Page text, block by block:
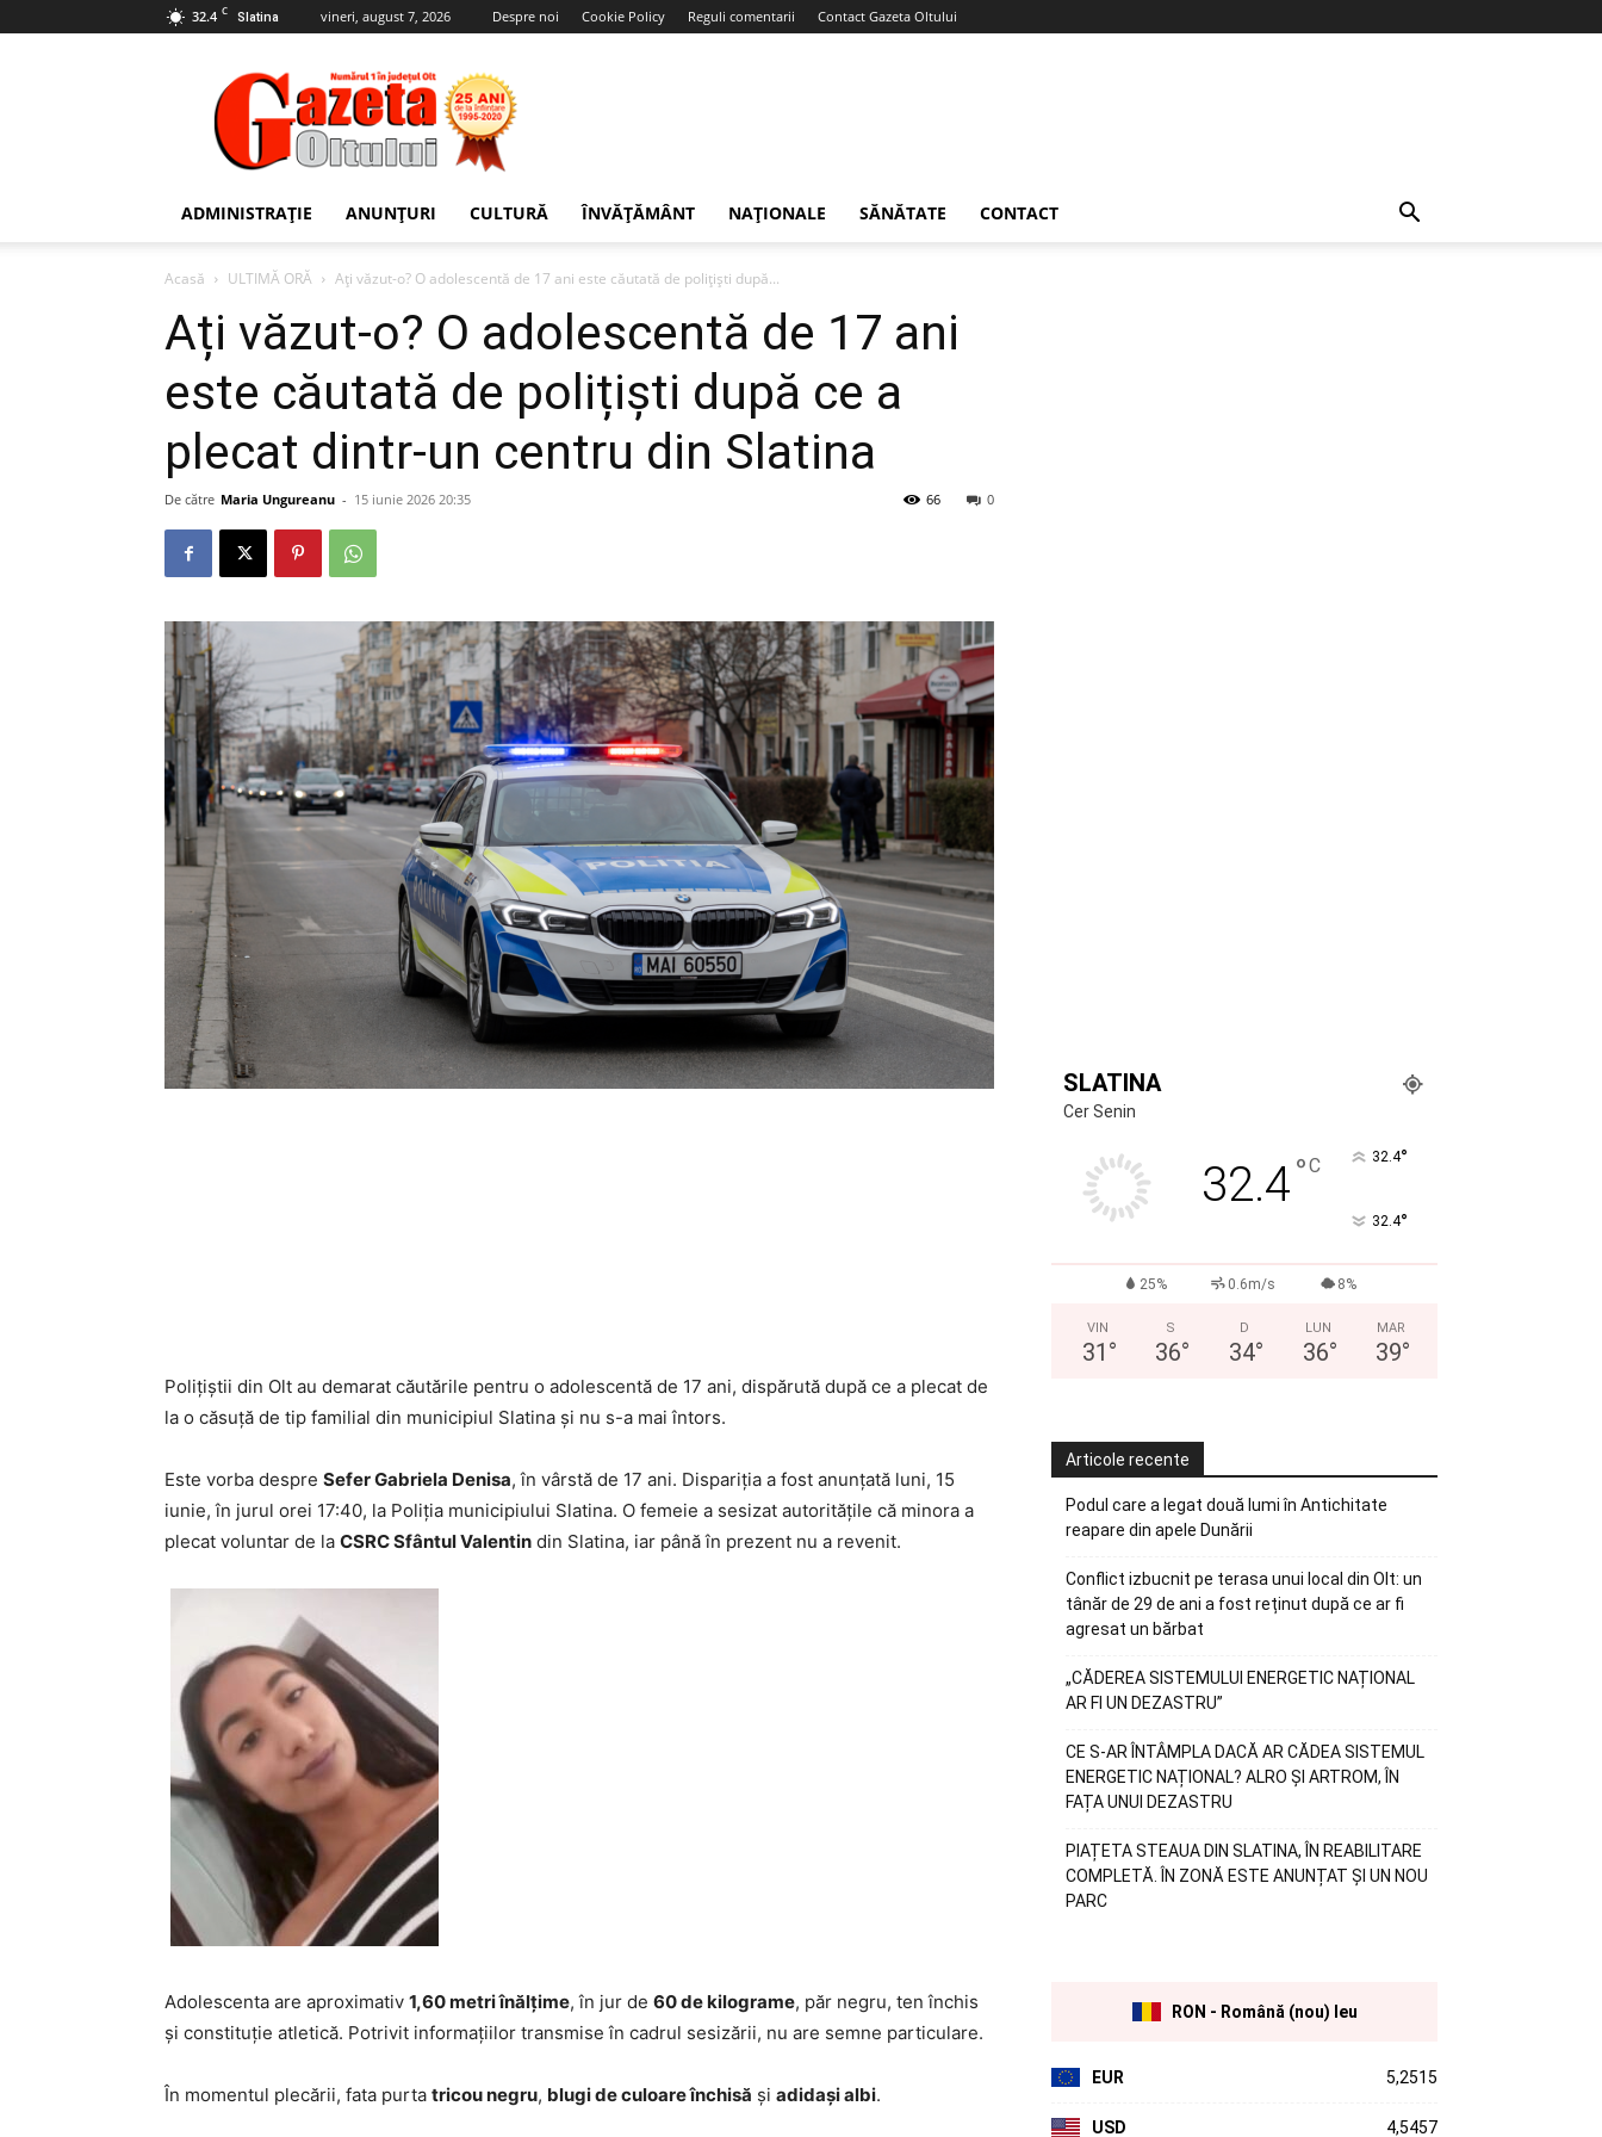
32.4 C Slatina vineri, august 7, 2026 Despre noi Cookie Policy Reguli comentarii Contact Gazeta Oltului
Gazeta
Oltului
ADMINISTRAȚIE ANUNȚURI CULTURĂ ÎNVĂȚĂMÂNT NAȚIONALE SĂNĂTATE CONTACT
Acasă ULTIMĂ ORĂ Ați văzut-o? O adolescentă de 17 ani este căutată de polițiști după...
Ați văzut-o? O adolescentă de 17 ani
este căutată de polițiști după ce a
plecat dintr-un centru din Slatina
De către Maria Ungureanu - 15 iunie 2026 20:35 0
66
Polițiștii din Olt au demarat căutările pentru o adolescentă de 17 ani, dispărută după ce a plecat de
la o căsuță de tip familial din municipiul Slatina și nu s-a mai întors.
Este vorba despre Sefer Gabriela Denisa, în vârstă de 17 ani. Dispariția a fost anunțată luni, 15
iunie, în jurul orei 17:40, la Poliția municipiului Slatina. O femeie a sesizat autoritățile că minora a
plecat voluntar de la CSRC Sfântul Valentin din Slatina, iar până în prezent nu a revenit.
Adolescenta are aproximativ 1,60 metri înălțime, în jur de 60 de kilograme, păr negru, ten închis
și constituție atletică. Potrivit informațiilor transmise în cadrul sesizării, nu are semne particulare.
În momentul plecării, fata purta tricou negru, blugi de culoare închisă și adidași albi.
SLATINA
Cer Senin
32.4°C 32.4°
32.4°
25% 0.6m/s 8%
VIN
31 °
S
36°
D
34°
LUN
36°
MAR
39°
Articole recente
Podul care a legat două lumi în Antichitate
reapare din apele Dunării
Conflict izbucnit pe terasa unui local din Olt: un
tânăr de 29 de ani a fost reținut după ce ar fi
agresat un bărbat
„CĂDEREA SISTEMULUI ENERGETIC NAȚIONAL
AR FI UN DEZASTRU”
CE S-AR ÎNTÂMPLA DACĂ AR CĂDEA SISTEMUL
ENERGETIC NAȚIONAL? ALRO ȘI ARTROM, ÎN
FAȚA UNUI DEZASTRU
PIAȚETA STEAUA DIN SLATINA, ÎN REABILITARE
COMPLETĂ. ÎN ZONĂ ESTE ANUNȚAT ȘI UN NOU
PARC
RON - Română (nou) leu
EUR 5,2515
USD 4,5457